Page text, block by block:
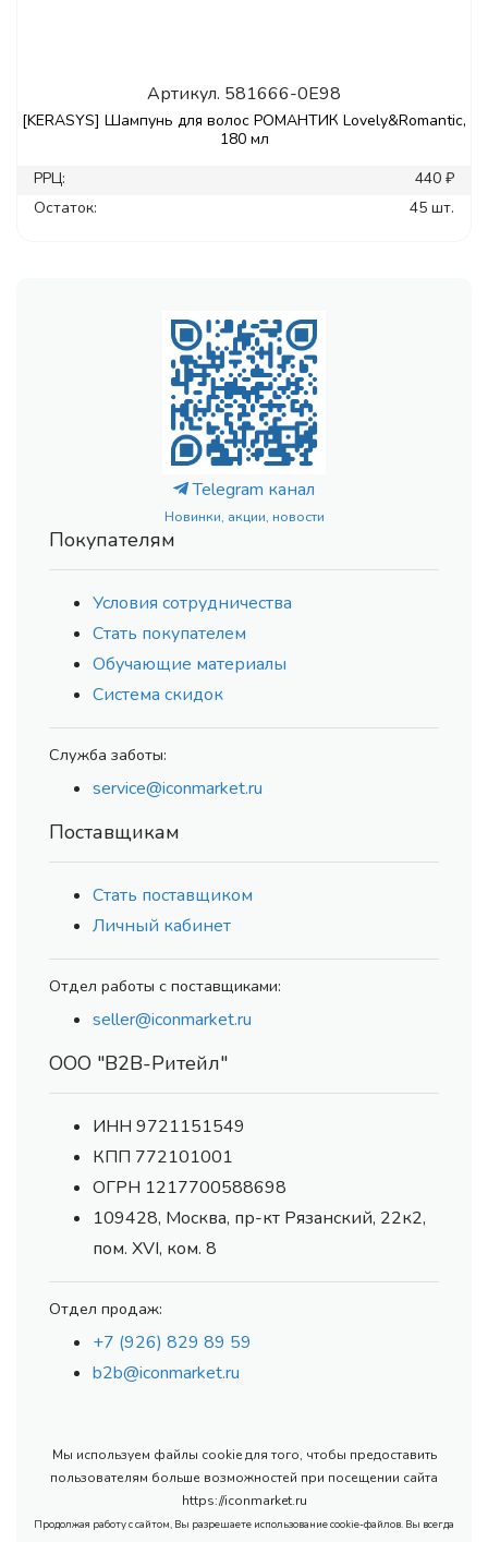
Артикул. 581666-0E98
[KERASYS] Шампунь для волос РОМАНТИК Lovely&Romantic,
180 мл
РРЦ:
440 ₽
Остаток:
45 шт.
Telegram канал
Новинки, акции, новости
Покупателям
Условия сотрудничества
Стать покупателем
Обучающие материалы
Система скидок
Служба заботы:
service@iconmarket.ru
Поставщикам
Стать поставщиком
Личный кабинет
Отдел работы с поставщиками:
seller@iconmarket.ru
ООО "В2В-Ритейл"
ИНН 9721151549
КПП 772101001
ОГРН 1217700588698
109428, Москва, пр-кт Рязанский, 22к2,
пом. XVI, ком. 8
Отдел продаж:
+7 (926) 829 89 59
b2b@iconmarket.ru
Мы используем файлы cookie для того, чтобы предоставить
пользователям больше возможностей при посещении сайта
https://iconmarket.ru
Продолжая работу с сайтом, Вы разрешаете использование cookie-файлов. Вы всегда